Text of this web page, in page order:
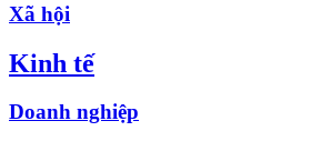
Xã hội
Kinh tế
Doanh nghiệp